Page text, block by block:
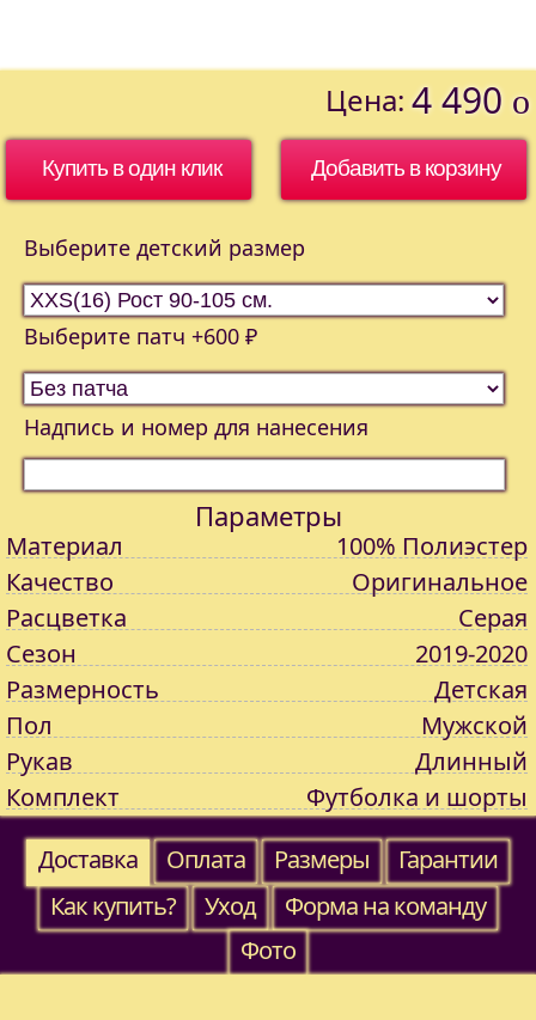
Цена: 4 490 o
Купить в один клик
Выберите детский размер
Выберите патч +600 ₽
Надпись и номер для нанесения
Параметры
Материал
100% Полиэстер
Качество
Оригинальное
Расцветка
Серая
Сезон
2019-2020
Размерность
Детская
Пол
Мужской
Рукав
Длинный
Комплект
Футболка и шорты
Доставка
Оплата Размеры
Гарантии
Как купить?
Уход
Форма на команду
Фото